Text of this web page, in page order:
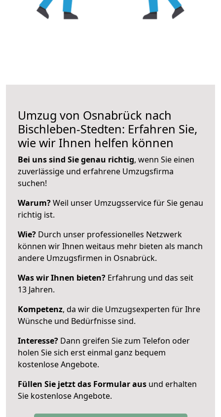
Umzug von Osnabrück nach
Bischleben-Stedten: Erfahren Sie,
wie wir Ihnen helfen können
Bei uns sind Sie genau richtig, wenn Sie einen
zuverlässige und erfahrene Umzugsfirma
suchen!
Warum?Weil unser Umzugsservice für Sie genau
richtig ist.
Wie? Durch unser professionelles Netzwerk
können wir Ihnen weitaus mehr bieten als manch
andere Umzugsfirmen in Osnabrück.
Was wir Ihnen bieten? Erfahrung und das seit
13 Jahren.
Kompetenz, da wir die Umzugsexperten für Ihre
Wünsche und Bedürfnisse sind.
Interesse? Dann greifen Sie zum Telefon oder
holen Sie sich erst einmal ganz bequem
kostenlose Angebote.
Füllen Sie jetzt das Formular aus und erhalten
Sie kostenlose Angebote.